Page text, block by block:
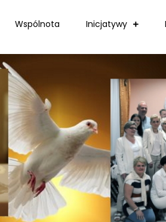
Wspólnota Inicjatywy